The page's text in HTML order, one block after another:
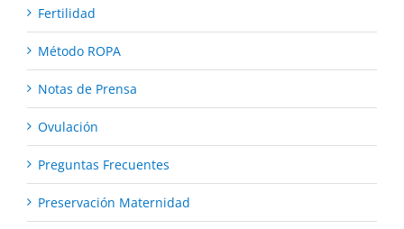
Fertilidad
Método ROPA
Notas de Prensa
Ovulación
Preguntas Frecuentes
Preservación Maternidad